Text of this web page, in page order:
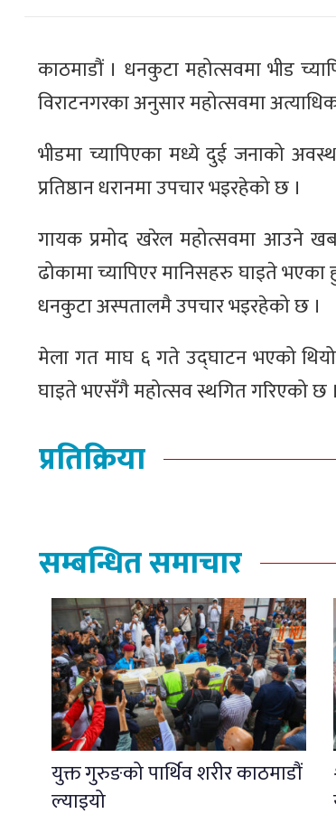
काठमाडौं । धनकुटा महोत्सवमा भीड
विराटनगरका अनुसार महोत्सवमा
भीडमा च्यापिएका मध्ये दुई जनाको
प्रतिष्ठान धरानमा उपचार भइरहेको छ ।
गायक प्रमोद खरेल महोत्सवमा आउने
ढोकामा च्यापिएर मानिसहरु घाइते
धनकुटा अस्पतालमै उपचार भइरहेको छ ।
मेला गत माघ ६ गते उद्घाटन भएको
घाइते भएसँगै महोत्सव स्थगित गरिएको छ ।
प्रतिक्रिया
सम्बन्धित समाचार
युक्त गुरुङको पार्थिव शरीर काठमाडौं
ल्याइयो